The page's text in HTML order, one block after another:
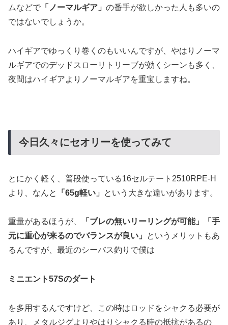
ムなどで 「ノーマルギア」 の番手が欲しかった人も多いの
ではないでしょうか。
ハイギアでゆっくり巻くのもいいんですが、やはりノーマ
ルギアでのデッドスローリトリーブが効くシーンも多く、
夜間はハイギアよりノーマルギアを重宝しますね。
今日久々にセオリーを使ってみて
とにかく軽く、普段使っている16セルテート2510RPE-H
より、なんと
「65g軽い」 という大きな違いがあります。
重量があるほうが、
「ブレの無いリーリングが可能」「手
元に重心が来るのでバランスが良い」
というメリットもあ
るんですが、最近のシーバス釣りで僕は
ミニエント57Sのダート
を多用するんですけど、この時はロッドをシャクる必要が
あり、メタルジグよりやはりシャクる時の抵抗があるの